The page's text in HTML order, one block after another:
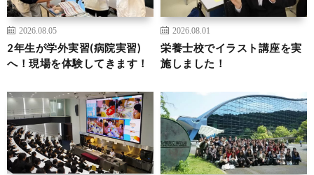
2026.08.05
2年生が学外実習(病院実習)
へ！現場を体験してきます！
2026.08.01
栄養士校でイラスト講座を実
施しました！